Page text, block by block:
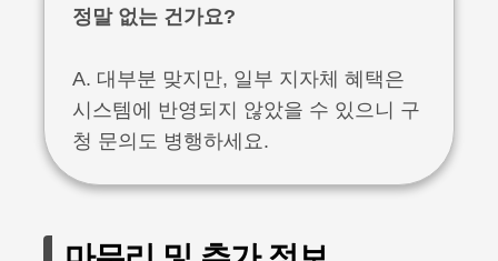
정말 없는 건가요?
A. 대부분 맞지만, 일부 지자체 혜택은
시스템에 반영되지 않았을 수 있으니 구
청 문의도 병행하세요.